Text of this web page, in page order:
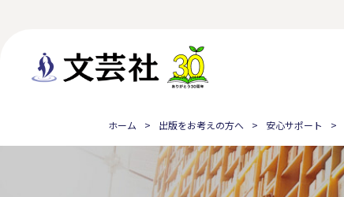
ホーム 出版をお考えの方へ 安心サポート